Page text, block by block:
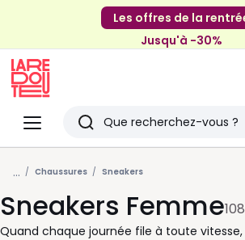
Les offres de la
Jusqu'à -30%
Menu
Redoute
Rechercher
Derniers
articles
vus
... Chaussures Sneakers
Sneakers Femme
Quand chaque journée file à toute